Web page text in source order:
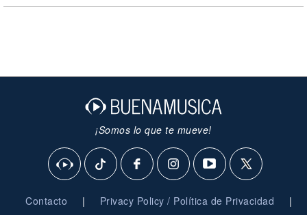
¡Somos lo que te mueve!
Contacto | Privacy Policy / Política de Privacidad |